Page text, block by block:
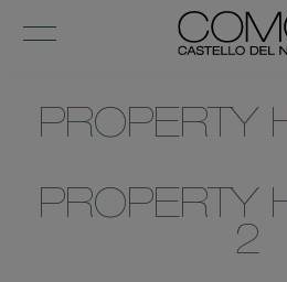
PROPERTY
PROPERTY
2